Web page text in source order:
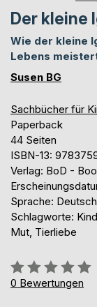
Der kleine
Wie der kleine
Lebens
Susen BG
Sachbücher für
Paperback
44 Seiten
ISBN-13:
Verlag: BoD -
Sprache: Deutsch
Schlagworte:
Mut, Tierliebe
Bewertung::
0%
0 Bewertungen